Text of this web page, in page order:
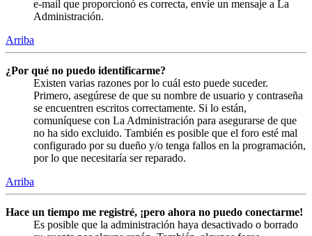
e-mail que proporcionó es correcta, envíe un mensaje a La
Administración.
Arriba
¿Por qué no puedo identificarme?
Existen varias razones por lo cuál esto puede suceder.
Primero, asegúrese de que su nombre de usuario y contraseña
se encuentren escritos correctamente. Si lo están,
comuníquese con La Administración para asegurarse de que
no ha sido excluido. También es posible que el foro esté mal
configurado por su dueño y/o tenga fallos en la programación,
por lo que necesitaría ser reparado.
Arriba
Hace un tiempo me registré, ¡pero ahora no puedo conectarme!
Es posible que la administración haya desactivado o borrado